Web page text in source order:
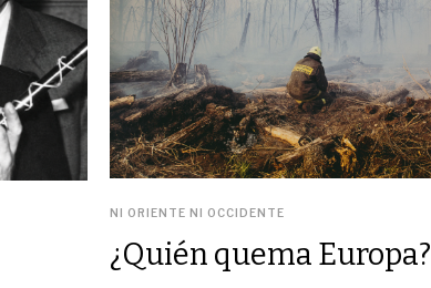
NI ORIENTE NI OCCIDENTE
¿Quién quema Europa?